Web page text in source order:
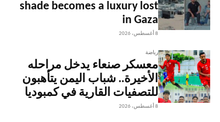
shade becomes a luxury lost
in Gaza
8 أغسطس، 2026
رياضة
معسكر صنعاء يدخل مراحله
الأخيرة.. شباب اليمن يتأهبون
للتصفيات القارية في كمبوديا
8 أغسطس، 2026